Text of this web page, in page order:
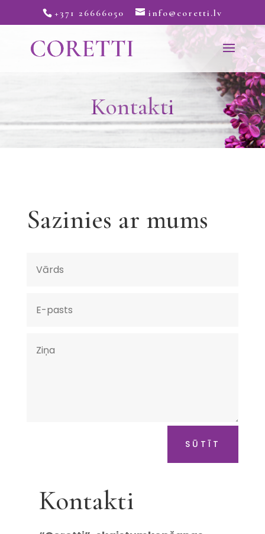
+371 26666050 info@coretti.lv
Kontakti
Sazinies ar mums
SŪTĪT
Kontakti